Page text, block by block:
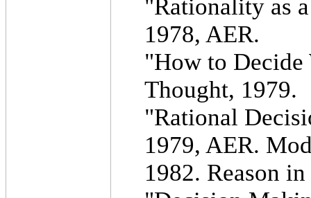
"Rationality as
1978, AER.
"How to
Thought, 1979.
"Rational
1979, AER.
1982. Reason